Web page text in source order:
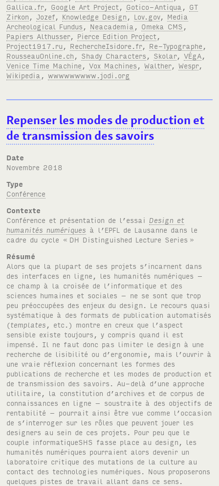
Gallica.fr, Google Art Project Gotico-Antiqua
GT
Zirkon
Jozef Knowledge Design Lov.gov, Media
Archeological Fundus
Neacademia Omeka CMS
Papiers Althusser, Pierce Edition Project
Project1917.ru
RechercheIsidore.fr, Re-Typographe
RousseauOnline.ch
Shady Characters Skolar,VÉgA
Venice Time Machine ,Vox Machines ,Walther,Wespr,
Wikipedia
,wwwwwwwww.jodi.org
Repenser les modes de production et
de transmission des savoirs
Date
novembre 2018
Type
Conférence
Contexte
Conférence et présentation de l’essai Design et
humanités numériques à l’EPFL
de Lausanne dans le
cadre du cycle « DH Distinguished Lecture Series »
Résumé
Alors que la plupart de ses projets s’incarnent dans
des interfaces en ligne, les humanités numériques –
ce champ à la croisée de l’informatique et des
sciences humaines et sociales – ne se sont que trop
peu préoccupées des enjeux du design. Le recours quasi
systématique à des formats de publication automatisés
(templates , etc.) montre en creux que l’aspect
sensible existe toujours, y compris quand il est
impensé. Il ne faut donc pas limiter le design à une
recherche de lisibilité ou d’ergonomie, mais l’ouvrir à
une vraie réflexion concernant les formes des
publications de recherche et les modes de production et
de transmission des savoirs. Au-delà d’une approche
utilitaire, la constitution d’archives et de corpus de
connaissances en ligne – soustraite à des objectifs de
rentabilité – pourrait ainsi être vue comme l’occasion
de s’interroger sur les rôles que peuvent jouer les
designers au sein de ces projets. Pour peu que le
couple informatiqueSHS fasse place au design, les
humanités numériques pourraient alors devenir un
laboratoire critique des mutations de la culture au
contact des technologies numériques. Nous proposerons
quelques pistes de travail allant dans ce sens.